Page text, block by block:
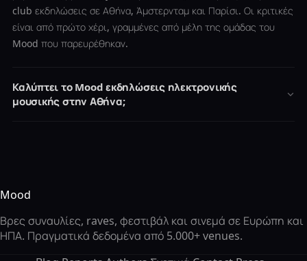
club εκδηλώσεις σε Αθήνα, Άμστερνταμ και Παρίσι. Οι κριτικές
είναι από πρώτο χέρι, γραμμένες από μέλη της ομάδας του
Mood που παρευρέθηκαν.
Καλύπτει το Mood εκδηλώσεις ηλεκτρονικής
μουσικής στην Αθήνα;
Mood
Βρες συναυλίες, raves, φεστιβάλ και σινεμά σε Ευρώπη και
ΗΠΑ. Πραγματικά δεδομένα από 5.000+ venues.